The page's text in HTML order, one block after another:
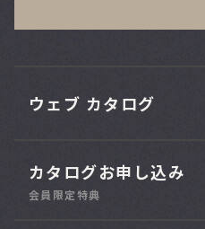
ウェブ カタログ
カタログお申し込み
会員限定特典